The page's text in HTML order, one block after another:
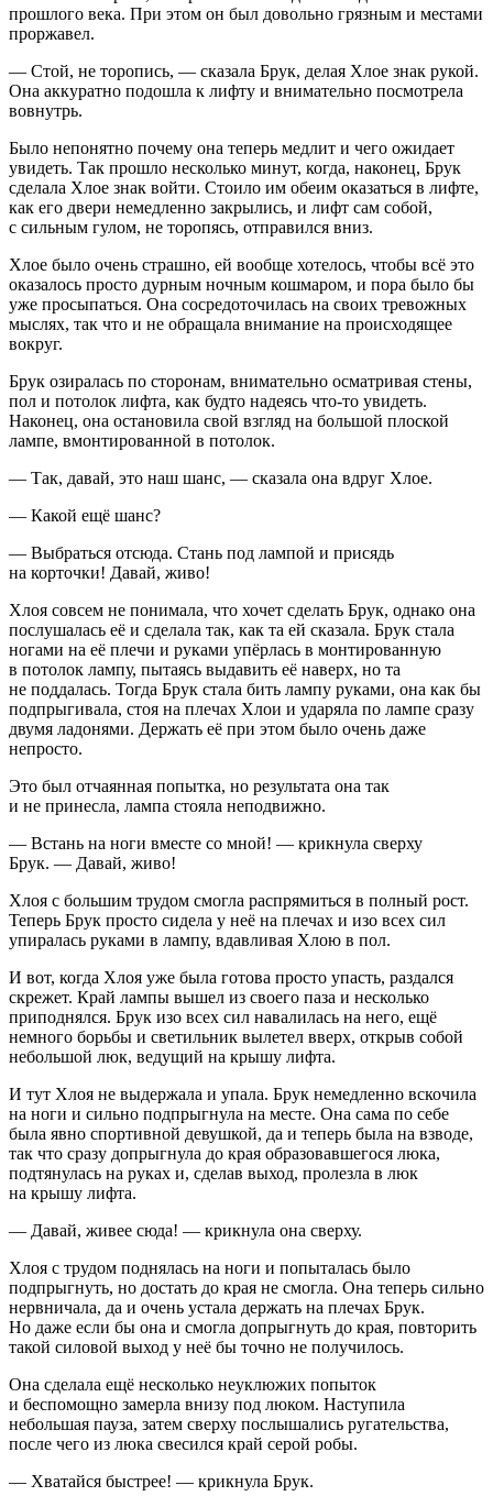
прошлого века. При этом он был довольно грязным и местами
проржавел.
— Стой, не торопись, — сказала Брук, делая Хлое знак рукой.
Она аккуратно подошла к лифту и внимательно посмотрела
вовнутрь.
Было непонятно почему она теперь медлит и чего ожидает
увидеть. Так прошло несколько минут, когда, наконец, Брук
сделала Хлое знак войти. Стоило им обеим оказаться в лифте,
как его двери немедленно закрылись, и лифт сам собой,
с сильным гулом, не торопясь, отправился вниз.
Хлое было очень страшно, ей вообще хотелось, чтобы всё это
оказалось просто дурным ночным кошмаром, и пора было бы
уже просыпаться. Она сосредоточилась на своих тревожных
мыслях, так что и не обращала внимание на происходящее
вокруг.
Брук озиралась по сторонам, внимательно осматривая стены,
пол и потолок лифта, как будто надеясь что-то увидеть.
Наконец, она остановила свой взгляд на большой плоской
лампе, вмонтированной в потолок.
— Так, давай, это наш шанс, — сказала она вдруг Хлое.
— Какой ещё шанс?
— Выбраться отсюда. Стань под лампой и присядь
на корточки! Давай, живо!
Хлоя совсем не понимала, что хочет сделать Брук, однако она
послушалась её и сделала так, как та ей сказала. Брук стала
ногами на её плечи и руками упёрлась в монтированную
в потолок лампу, пытаясь выдавить её наверх, но та
не поддалась. Тогда Брук стала бить лампу руками, она как бы
подпрыгивала, стоя на плечах Хлои и ударяла по лампе сразу
двумя ладонями. Держать её при этом было очень даже
непросто.
Это был отчаянная попытка, но результата она так
и не принесла, лампа стояла неподвижно.
— Встань на ноги вместе со мной! — крикнула сверху
Брук. — Давай, живо!
Хлоя с большим трудом смогла распрямиться в полный рост.
Теперь Брук просто сидела у неё на плечах и изо всех сил
упиралась руками в лампу, вдавливая Хлою в пол.
И вот, когда Хлоя уже была готова просто упасть, раздался
скрежет. Край лампы вышел из своего паза и несколько
приподнялся. Брук изо всех сил навалилась на него, ещё
немного борьбы и светильник вылетел вверх, открыв собой
небольшой люк, ведущий на крышу лифта.
И тут Хлоя не выдержала и упала. Брук немедленно вскочила
на ноги и сильно подпрыгнула на месте. Она сама по себе
была явно спортивной девушкой, да и теперь была на взводе,
так что сразу допрыгнула до края образовавшегося люка,
подтянулась на руках и, сделав выход, пролезла в люк
на крышу лифта.
— Давай, живее сюда! — крикнула она сверху.
Хлоя с трудом поднялась на ноги и попыталась было
подпрыгнуть, но достать до края не смогла. Она теперь сильно
нервничала, да и очень устала держать на плечах Брук.
Но даже если бы она и смогла допрыгнуть до края, повторить
такой силовой выход у неё бы точно не получилось.
Она сделала ещё несколько неуклюжих попыток
и беспомощно замерла внизу под люком. Наступила
небольшая пауза, затем сверху послышались ругательства,
после чего из люка свесился край серой робы.
— Хватайся быстрее! — крикнула Брук.